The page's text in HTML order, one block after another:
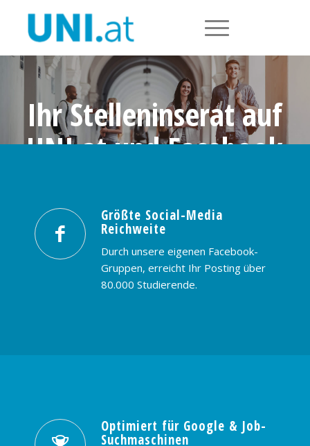
Ihr Stelleninserat auf
UNI.at und Facebook
PREISE & BUCHUNG KONTAKT
Größte Social-Media
Reichweite
Durch unsere eigenen Facebook-
Gruppen, erreicht Ihr Posting über
80.000 Studierende.
Optimiert für Google & Job-
Suchmaschinen